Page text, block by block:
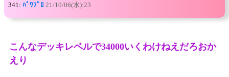
341: ﾊﾟﾜﾌﾟﾛ 21/10/06(水):23
こんなデッキレベルで34000いくわけねえだろおか
えり